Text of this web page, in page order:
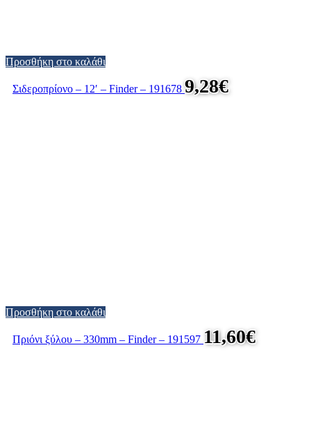
Προσθήκη στο καλάθι
Σιδεροπρίονο – 12′ – Finder – 191678 9,28€
Προσθήκη στο καλάθι
Πριόνι ξύλου – 330mm – Finder – 191597 11,60€